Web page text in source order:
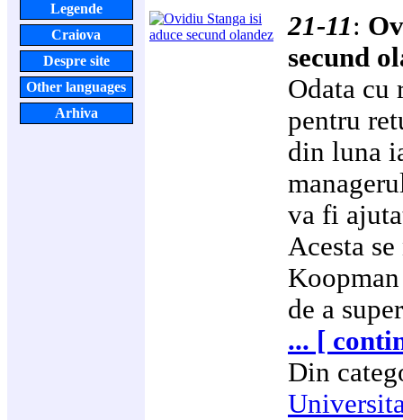
Legende
Craiova
Despre site
Other languages
Arhiva
21-11:
secund
Odata cu
pentru
din luna
va fi
Acesta
de a
... [
Din